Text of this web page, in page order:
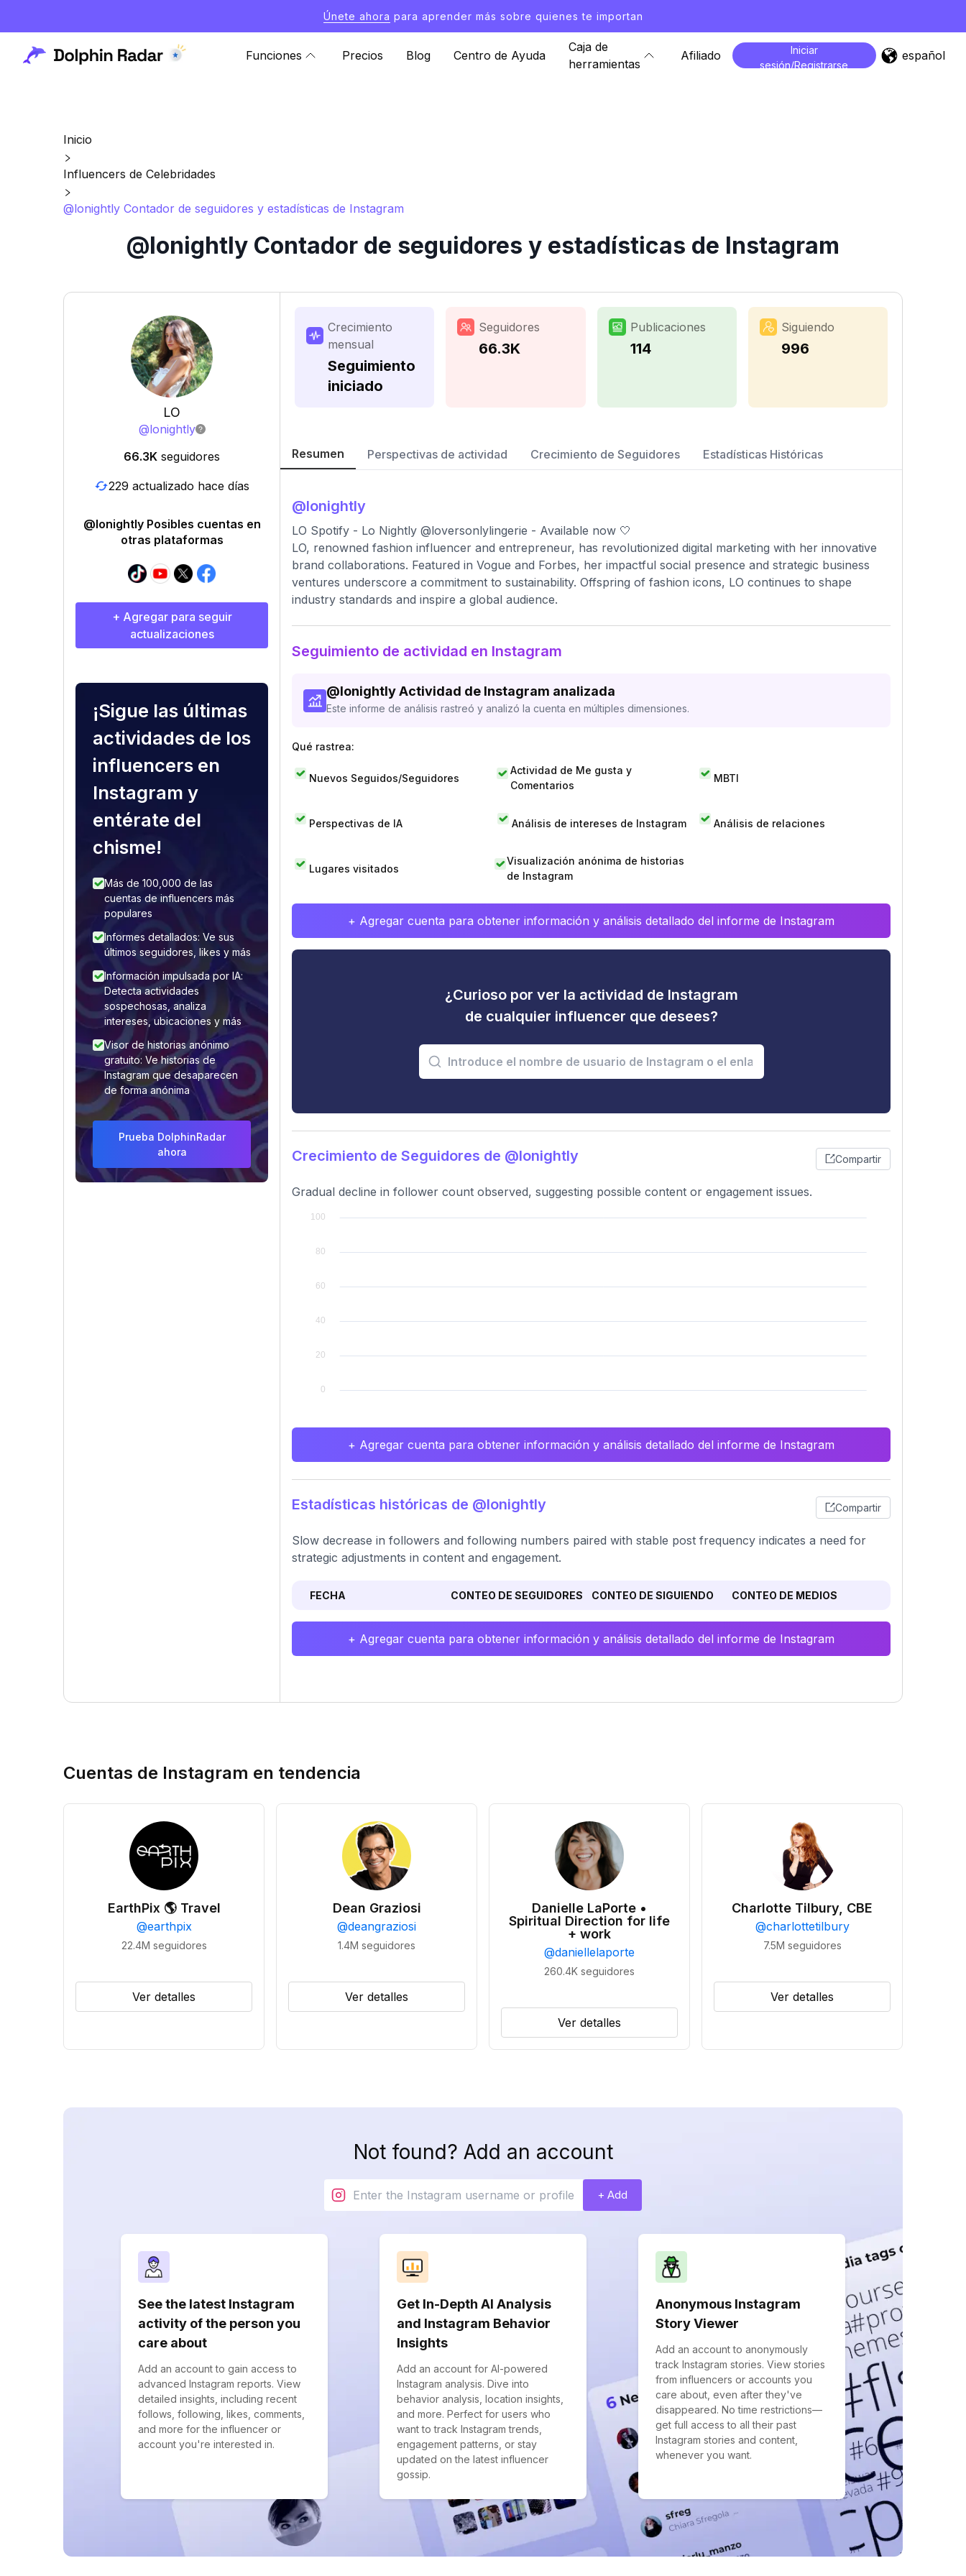
Únete ahora para aprender más sobre quienes te importan
Funciones Precios Blog Centro de Ayuda
Caja de
herramientas
Afiliado
Iniciar
sesión/Registrarse
español
Inicio
Influencers de Celebridades
@lonightly Contador de seguidores y estadísticas de Instagram
@lonightly Contador de seguidores y estadísticas de Instagram
LO
@lonightly
66.3K seguidores
229 actualizado hace días
@lonightly Posibles cuentas en
otras plataformas
+ Agregar para seguir
actualizaciones
¡Sigue las últimas
actividades de los
influencers en
Instagram y
entérate del
chisme!
Más de 100,000 de las
cuentas de influencers más
populares
Informes detallados: Ve sus
últimos seguidores, likes y más
Información impulsada por IA:
Detecta actividades
sospechosas, analiza
intereses, ubicaciones y más
Visor de historias anónimo
gratuito: Ve historias de
Instagram que desaparecen
de forma anónima
Prueba DolphinRadar
ahora
Crecimiento
mensual
Seguimiento
iniciado
Seguidores
66.3K
Publicaciones
114
Siguiendo
996
Resumen Perspectivas de actividad Crecimiento de Seguidores Estadísticas Históricas
@lonightly
LO Spotify - Lo Nightly @loversonlylingerie - Available now 🤍
LO, renowned fashion influencer and entrepreneur, has revolutionized digital marketing with her innovative
brand collaborations. Featured in Vogue and Forbes, her impactful social presence and strategic business
ventures underscore a commitment to sustainability. Offspring of fashion icons, LO continues to shape
industry standards and inspire a global audience.
Seguimiento de actividad en Instagram
@lonightlyActividad de Instagram analizada
Este informe de análisis rastreó y analizó la cuenta en múltiples dimensiones.
Qué rastrea:
Nuevos Seguidos/Seguidores
Actividad de Me gusta y
Comentarios
MBTI
Perspectivas de IA Análisis de intereses de Instagram Análisis de relaciones
Lugares visitados
Visualización anónima de historias
de Instagram
+ Agregar cuenta para obtener información y análisis detallado del informe de Instagram
¿Curioso por ver la actividad de Instagram
de cualquier influencer que desees?
Crecimiento de Seguidores de @lonightly Compartir
Gradual decline in follower count observed, suggesting possible content or engagement issues.
+ Agregar cuenta para obtener información y análisis detallado del informe de Instagram
Estadísticas históricas de @lonightly Compartir
Slow decrease in followers and following numbers paired with stable post frequency indicates a need for
strategic adjustments in content and engagement.
FECHA CONTEO DE SEGUIDORES CONTEO DE SIGUIENDO CONTEO DE MEDIOS
+ Agregar cuenta para obtener información y análisis detallado del informe de Instagram
Cuentas de Instagram en tendencia
EarthPix 🌎 Travel
@earthpix
22.4M seguidores
Ver detalles
Dean Graziosi
@deangraziosi
1.4M seguidores
Ver detalles
Danielle LaPorte •
Spiritual Direction for life
+ work
@daniellelaporte
260.4K seguidores
Ver detalles
Charlotte Tilbury, CBE
@charlottetilbury
7.5M seguidores
Ver detalles
Not found? Add an account
+ Add
See the latest Instagram
activity of the person you
care about
Add an account to gain access to
advanced Instagram reports. View
detailed insights, including recent
follows, following, likes, comments,
and more for the influencer or
account you're interested in.
Get In-Depth AI Analysis
and Instagram Behavior
Insights
Add an account for AI-powered
Instagram analysis. Dive into
behavior analysis, location insights,
and more. Perfect for users who
want to track Instagram trends,
engagement patterns, or stay
updated on the latest influencer
gossip.
Anonymous Instagram
Story Viewer
Add an account to anonymously
track Instagram stories. View stories
from influencers or accounts you
care about, even after they've
disappeared. No time restrictions—
get full access to all their past
Instagram stories and content,
whenever you want.